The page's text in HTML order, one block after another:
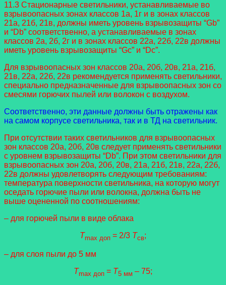
11.3 Стационарные светильники, устанавливаемые во
взрывоопасных зонах классов 1а, 1г и в зонах классов
21а, 21б, 21в, должны иметь уровень взрывозащиты “Gb”
и “Db” соответственно, а устанавливаемые в зонах
классов 2а, 2б, 2г и в зонах классов 22а, 22б, 22в должны
иметь уровень взрывозащиты “Gc” и “Dc”.
Для взрывоопасных зон классов 20а, 20б, 20в, 21а, 21б,
21в, 22а, 22б, 22в рекомендуется применять светильники,
специально предназначенные для взрывоопасных зон со
смесями горючих пылей или волокон с воздухом.
Соответственно, эти данные должны быть отражены как
на самом корпусе светильника, так и в ТД на светильник.
При отсутствии таких светильников для взрывоопасных
зон классов 20а, 20б, 20в следует применять светильники
с уровнем взрывозащиты “Db”. При этом светильники для
взрывоопасных зон 20а, 20б, 20в, 21а, 21б, 21в, 22а, 22б,
22в должны удовлетворять следующим требованиям:
температура поверхности светильника, на которую могут
оседать горючие пыли или волокна, должна быть не
выше оцененной по соотношениям:
– для горючей пыли в виде облака
Tmax доп = 2/3 Tсв;
– для слоя пыли до 5 мм
Tmax доп = T5 мм – 75;